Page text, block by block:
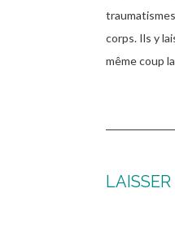
corps. Ils y
même coup